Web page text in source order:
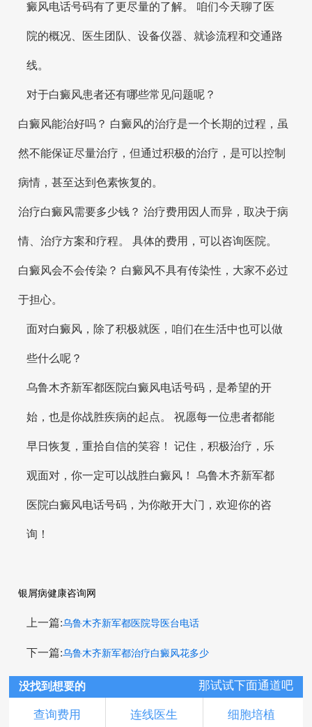
癜风电话号码有了更尽量的了解。 咱们今天聊了医
院的概况、医生团队、设备仪器、就诊流程和交通路
线。
对于白癜风患者还有哪些常见问题呢？
白癜风能治好吗？ 白癜风的治疗是一个长期的过程，虽
然不能保证尽量治疗，但通过积极的治疗，是可以控制
病情，甚至达到色素恢复的。
治疗白癜风需要多少钱？ 治疗费用因人而异，取决于病
情、治疗方案和疗程。 具体的费用，可以咨询医院。
白癜风会不会传染？ 白癜风不具有传染性，大家不必过
于担心。
面对白癜风，除了积极就医，咱们在生活中也可以做
些什么呢？
乌鲁木齐新军都医院白癜风电话号码，是希望的开
始，也是你战胜疾病的起点。 祝愿每一位患者都能
早日恢复，重拾自信的笑容！ 记住，积极治疗，乐
观面对，你一定可以战胜白癜风！ 乌鲁木齐新军都
医院白癜风电话号码，为你敞开大门，欢迎你的咨
询！
银屑病健康咨询网
上一篇:乌鲁木齐新军都医院导医台电话
下一篇:乌鲁木齐新军都治疗白癜风花多少
没找到想要的 那试试下面通道吧
查询费用 连线医生 细胞培植